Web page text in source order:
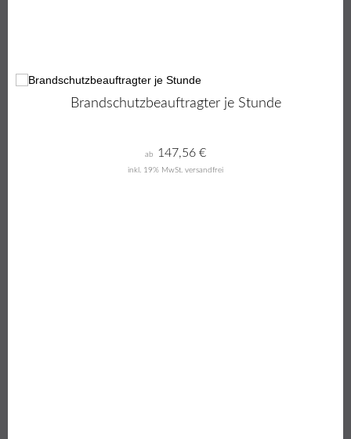
Brandschutzbeauftragter je Stunde
inkl. 19% MwSt. versandfrei
ab 147,56 €